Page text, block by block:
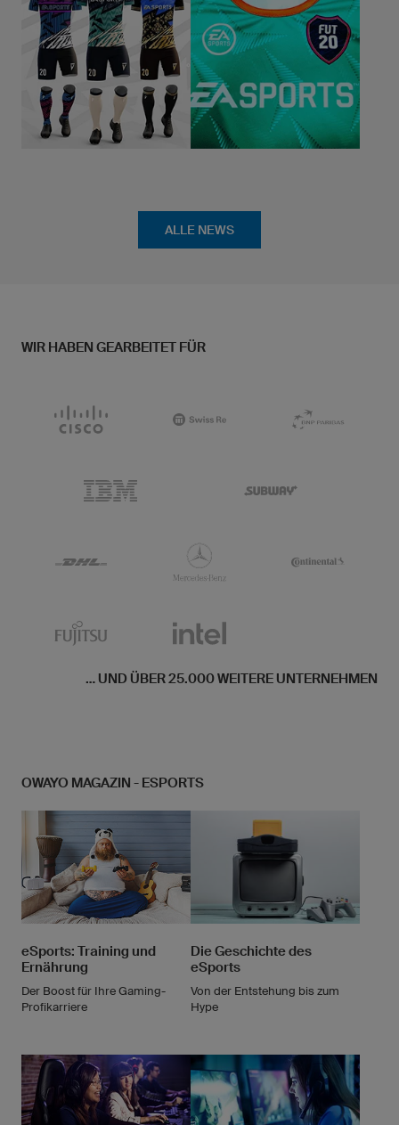
ALLE NEWS
WIR HABEN GEARBEITET FÜR
... UND ÜBER 25.000 WEITERE UNTERNEHMEN
OWAYO MAGAZIN - ESPORTS
eSports: Training und
Ernährung
Der Boost für Ihre Gaming-
Profikarriere
Die Geschichte des
eSports
Von der Entstehung bis zum
Hype